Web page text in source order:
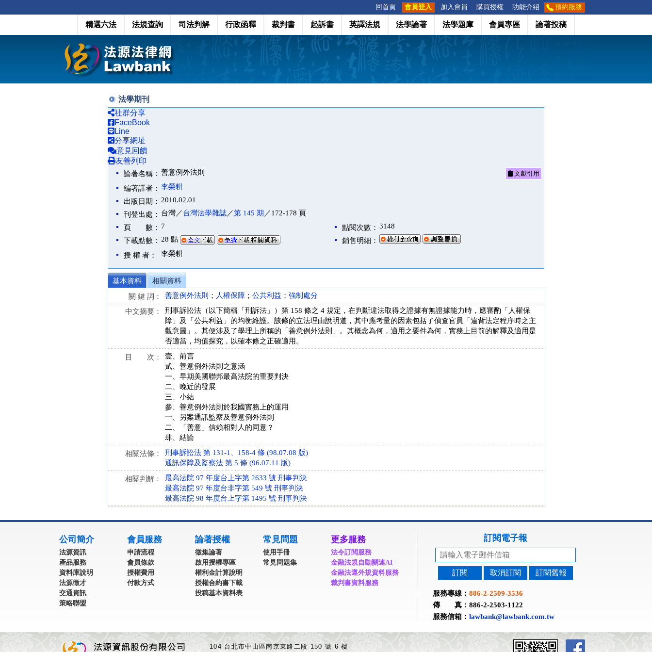
回首頁 會員登入 加入會員 購買授權 功能介紹 預約服務
精選六法 法規查詢 司法判解 行政函釋 裁判書 起訴書 英譯法規 法學論著 法學題庫 會員專區 論著投稿
法學期刊
社群分享
FaceBook
Line
分享網址
意見回饋
友善列印
論著名稱： 善意例外法則 文獻引用
編著譯者： 李榮耕
出版日期： 2010.02.01
刊登出處： 台灣／台灣法學雜誌／第 145 期 ／172-178 頁
頁 數： 7 點閱次數： 3148
下載點數： 28 點
銷售明細：
授 權 者：
李榮耕
基本資料
相關資料
關 鍵 詞：
善意例外法則 ； 人權保障 ； 公共利益 ； 強制處分
中文摘要：
刑事訴訟法（以下簡稱「刑訴法」）第 158 條之 4 規定，在判斷違法取得之證據有無證據能力時，應審酌「人權保
障」及「公共利益」的均衡維護。該條的立法理由說明道，其中應考量的因素包括了偵查官員「違背法定程序時之主
觀意圖」。其便涉及了學理上所稱的「善意例外法則」。其概念為何，適用之要件為何，實務上目前的解釋及適用是
否適當，均值探究，以確本條之正確適用。
目 次：
壹、前言
貳、善意例外法則之意涵
一、早期美國聯邦最高法院的重要判決
二、晚近的發展
三、小結
參、善意例外法則於我國實務上的運用
一、另案通訊監察及善意例外法則
二、「善意」信賴相對人的同意？
肆、結論
相關法條：
刑事訴訟法 第 131-1、158-4 條 (98.07.08 版)
通訊保障及監察法 第 5 條 (96.07.11 版)
相關判解：
最高法院 97 年度台上字第 2633 號 刑事判決
最高法院 97 年度台非字第 549 號 刑事判決
最高法院 98 年度台上字第 1495 號 刑事判決
公司簡介
法源資訊
產品服務
資料庫說明
法源徵才
交通資訊
策略聯盟
會員服務
申請流程
會員條款
授權費用
付款方式
論著授權
徵集論著
啟用授權專區
權利金計算說明
授權合約書下載
投稿基本資料表
常見問題
使用手冊
常見問題集
更多服務
法令訂閱服務
金融法規自動關連AI
金融法遵外規資料服務
裁判書資料服務
訂閱電子報
訂閱 取消訂閱 訂閱舊報
服務專線： 886-2-2509-3536
傳 真：886-2-2503-1122
服務信箱： lawbank@lawbank.com.tw
104 台北市中山區南京東路二段 150 號 6 樓